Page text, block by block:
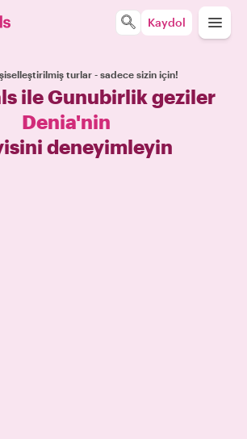
Kaydol
turlar - sadece sizin için!
ile Gunubirlik geziler
Denia'nin
deneyimleyin